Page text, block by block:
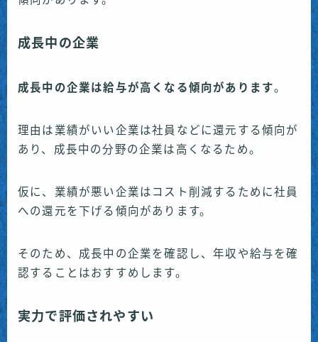
成長中の企業
成長中の企業は給与が高くなる傾向があります。
理由は業績がいい企業は社員などに還元する傾向が
あり、成長中の分野の企業は高くなるため。
仮に、業績が悪い企業はコスト削減するために社員
への還元を下げる傾向があります。
そのため、成長中の企業を確認し、年収や給与を確
認することはおすすめします。
実力で評価されやすい